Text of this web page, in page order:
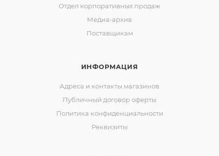
Отдел корпоративных продаж
Медиа-архив
Поставщикам
ИНФОРМАЦИЯ
Адреса и контакты магазинов
Публичный договор оферты
Политика конфиденциальности
Реквизиты